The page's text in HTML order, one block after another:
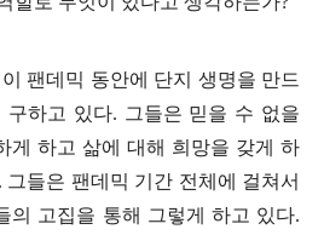
팬데믹 동안에 단지 생명을 만드
구하고 있다. 그들은 믿을 수 없을
게 하고 삶에 대해 희망을 갖게 하
그들은 팬데믹 기간 전체에 걸쳐서
의 고집을 통해 그렇게 하고 있다.